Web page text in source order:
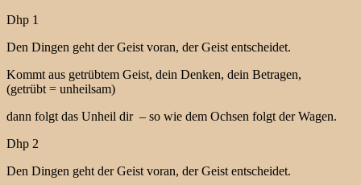
Dhp 1
Den Dingen geht der Geist voran, der Geist entscheidet.
Kommt aus getrübtem Geist, dein Denken, dein Betragen,
(getrübt = unheilsam)
dann folgt das Unheil dir – so wie dem Ochsen folgt der Wagen.
Dhp 2
Den Dingen geht der Geist voran, der Geist entscheidet.